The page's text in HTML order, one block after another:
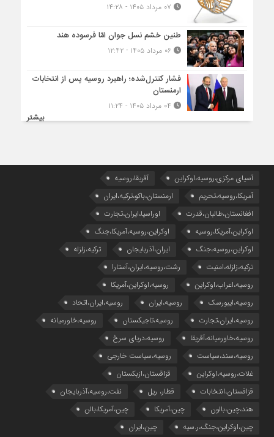
طنین خشم نسل جوان امّا فرسوده هند
۰۶ مرداد ۱۴۰۵ - ۱۲:۴۲
فشار کنترل‌شده؛ راهبرد روسیه پس از انتخابات
ارمنستان
بیشتر
آسیای مرکزی،روسیه،اوکراین
آفریقا،روسیه
آمریکا،روسیه،تحریم
ارمنستان،باکو،ترکیه،ایران
افغانستان،طالبان،قدرت
اوراسیا،ایران،تجارت
اوکراین،آمریکا،روسیه
اوکراین،روسیه،آمریکا،جنگ
اوکراین،روسیه،جنگ
ایران،آذربایجان
ترکیه،زلزله
ترکیه،زلزله،امنیت
رشت،روسیه،ایران،آستارا
روسیه،اعراب،اوکراین
روسیه،اوکراین،آمریکا
روسیه،ایبورسک
روسیه،ایران
روسیه،ایران،اتحاد
روسیه،ایران،تجارت
روسیه،تاجیکستان
روسیه،خاورمیانه
روسیه،خاورمیانه،آفریقا
روسیه،دریای سرخ
روسیه،سند،سیاست
روسیه،سیاست خارجی
غلات،روسیه،اوکراین
قزاقستان،ازبکستان
قزاقستان،انتخابات
قطار، ریل
نفت،روسیه،آذربایجان
هند،چین،بالون
چین،آمریکا
چین،آمریکا،بالن
چین،اوکراین،جنگ،ر.سیه
چین،ایران